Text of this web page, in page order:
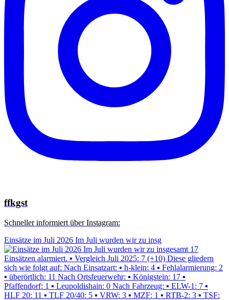
ffkgst
Schneller informiert über Instagram:
Einsätze im Juli 2026 Im Juli wurden wir zu insg